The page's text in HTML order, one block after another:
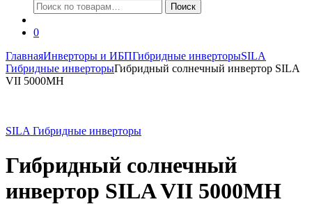
Искать:
Поиск
0
ГлавнаяИнверторы и ИБПГибридные инверторыSILA
Гибридные инверторыГибридный солнечный инвертор SILA
VII 5000MH
SILA Гибридные инверторы
Гибридный солнечный
инвертор SILA VII 5000MH